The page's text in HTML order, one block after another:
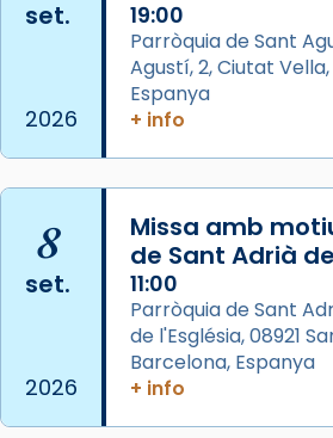
View on Facebook ·
Arquebisbat de
de Barcelona.
2 weeks ago
comitè organitzador de la
del Sant Pare Lleó XIV a
col·laboradors, a la
L’arquebisbe de
Josep Omella, ha presidit la
concelebrat el bisbe auxiliar
Mons. David Abadías.
set.
2026
19:00
Parròquia de Sant
Agustí, 2, Ciutat
Espanya
+ info
8
set.
2026
Missa amb
de Sant Adrià
11:00
Parròquia de Sant
de l'Església, 08921
Barcelona, Espanya
+ info